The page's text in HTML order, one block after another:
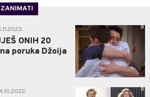
ONIH 20
poruka Džoija
0
0